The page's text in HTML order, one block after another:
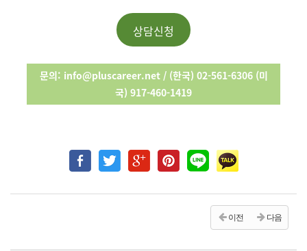
상담신청
문의: info@pluscareer.net / (한국) 02-561-6306 (미
국) 917-460-1419
이전 다음